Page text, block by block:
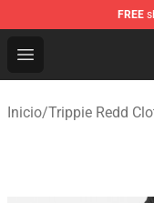
FREE
Open menu
Trippie Redd
Inicio/Trippie Redd